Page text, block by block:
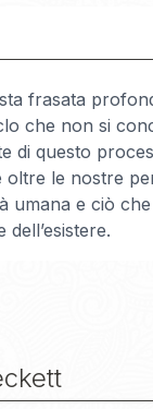
frasata
che non si
di questo
le nostre
umana e ciò